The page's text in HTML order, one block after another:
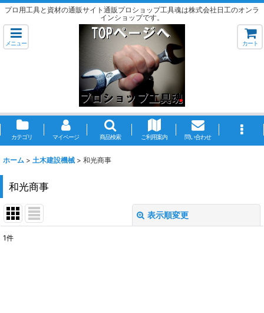
プロ用工具と資材の通販サイト通販プロショップ工具魂は株式会社日工のオンラ
インショップです。
メニュー カート
カテゴリ マイページ 商品検索 ご利用案内 問い合わせ
ホーム > 土木建設機械 > 和光商事
和光商事
表示順変更
1件